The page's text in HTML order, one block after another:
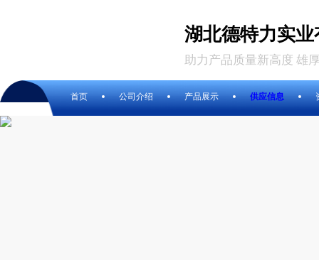
湖北德特力实
助力产品质量新高度 雄
首页 公司介绍 产品展示 供应信息